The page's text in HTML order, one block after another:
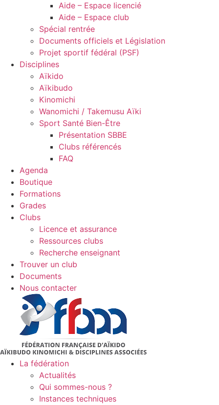
Aide – Espace licencié
Aide – Espace club
Spécial rentrée
Documents officiels et Législation
Projet sportif fédéral (PSF)
Disciplines
Aïkido
Aïkibudo
Kinomichi
Wanomichi / Takemusu Aïki
Sport Santé Bien-Être
Présentation SBBE
Clubs référencés
FAQ
Agenda
Boutique
Formations
Grades
Clubs
Licence et assurance
Ressources clubs
Recherche enseignant
Trouver un club
Documents
Nous contacter
La fédération
Actualités
Qui sommes-nous ?
Instances techniques